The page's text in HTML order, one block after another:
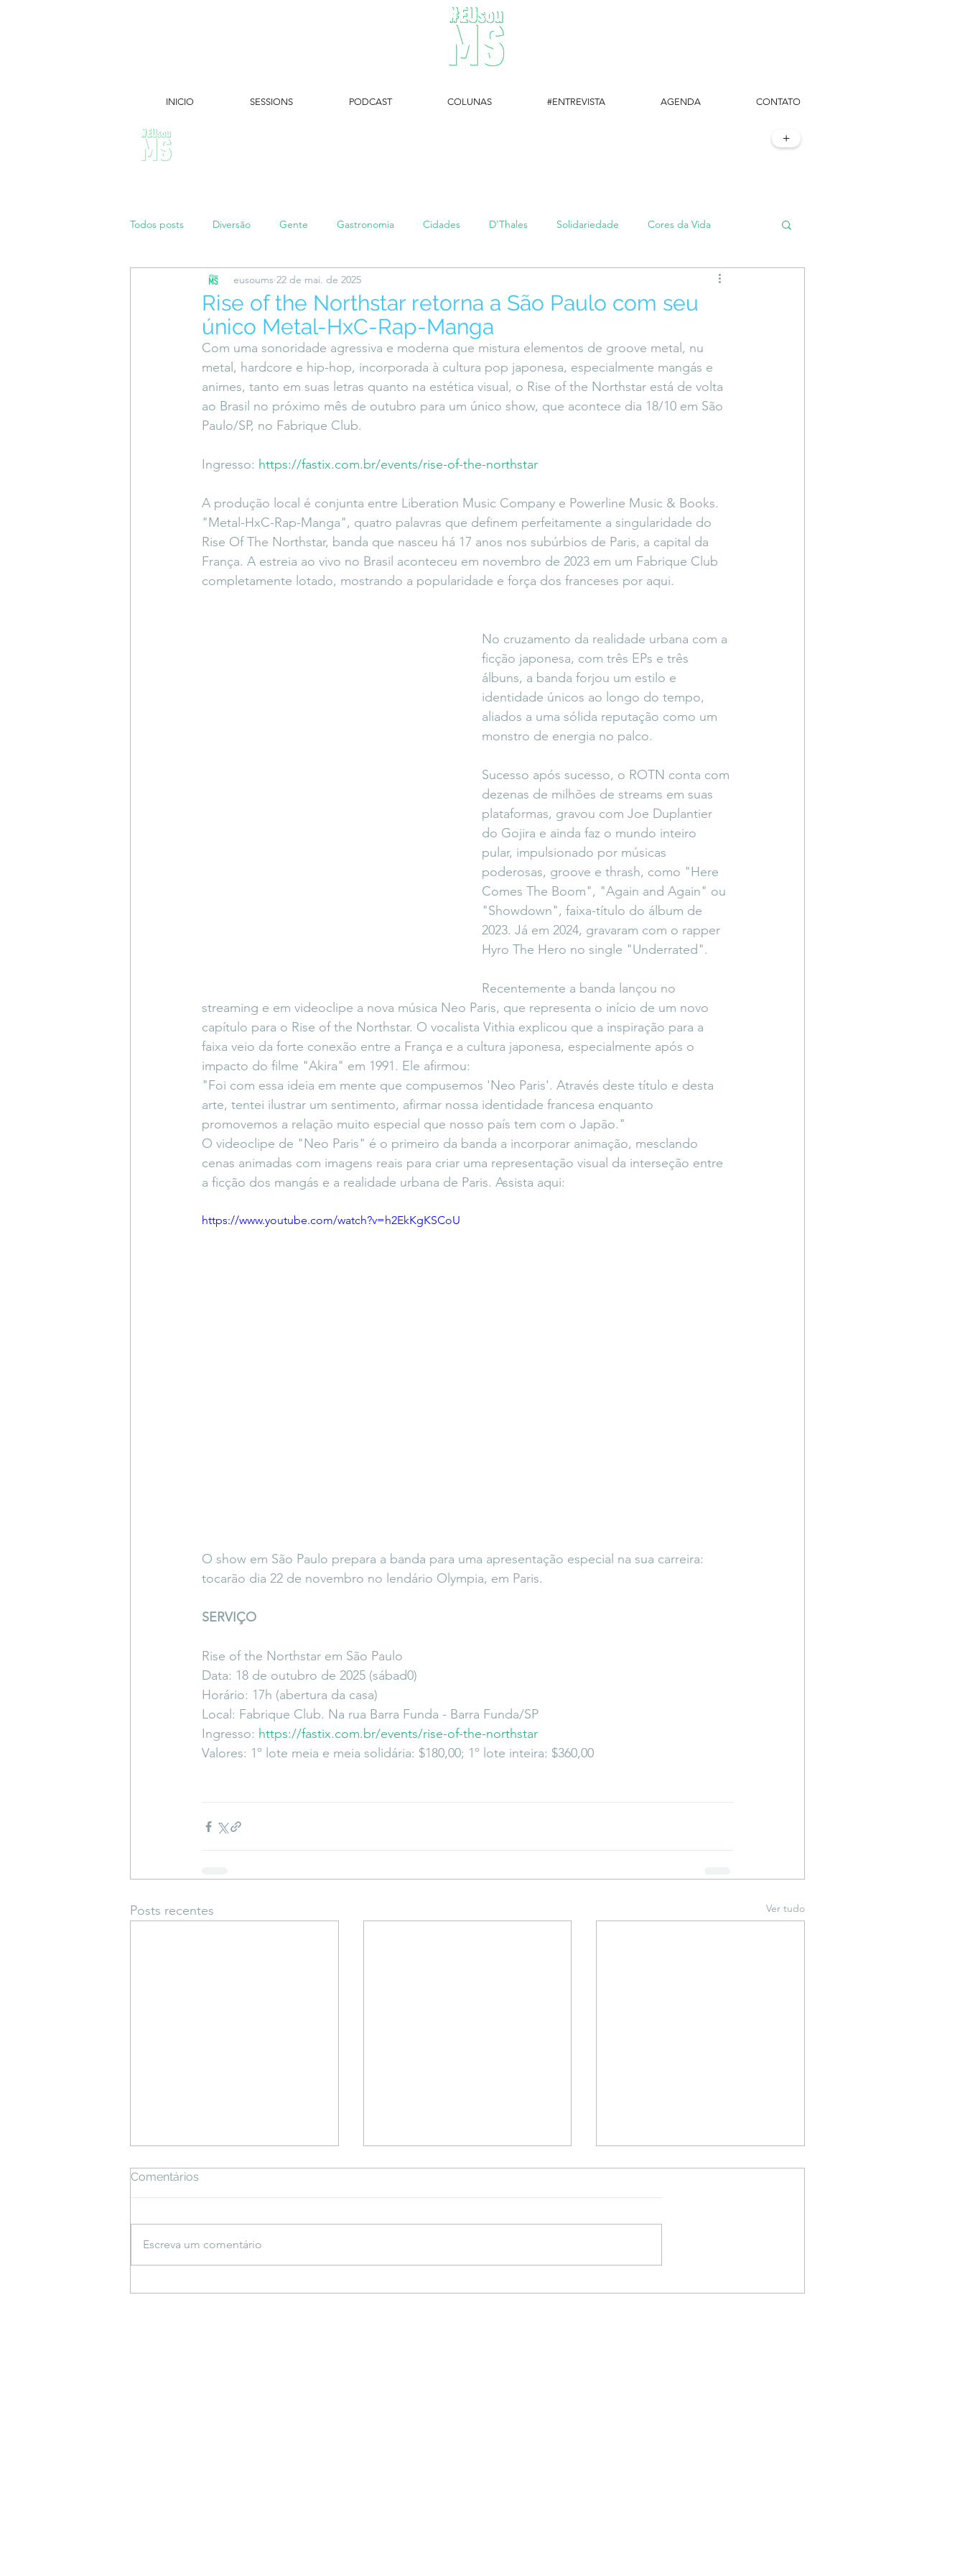
Todos posts Diversão Gente Gastronomia Cidades D'Thales Solidariedade Cores da Vida
Papo de Mãe #maratonei #setembroamarelo #TôemSampa, meu!
Coluna do Vasques #DescomplicaLara #entrevista Entre Palavras
DESIMAGINAR Saiba Direito
Rise of the Northstar retorna a São Paulo com seu
único Metal-HxC-Rap-Manga
eusoums 22 de mai. de 2025
Com uma sonoridade agressiva e moderna que mistura elementos de groove metal, nu
metal, hardcore e hip-hop, incorporada à cultura pop japonesa, especialmente mangás e
animes, tanto em suas letras quanto na estética visual, o Rise of the Northstar está de volta
ao Brasil no próximo mês de outubro para um único show, que acontece dia 18/10 em São
Paulo/SP, no Fabrique Club.
Ingresso: https://fastix.com.br/events/rise-of-the-northstar
A produção local é conjunta entre Liberation Music Company e Powerline Music & Books.
"Metal-HxC-Rap-Manga", quatro palavras que definem perfeitamente a singularidade do
Rise Of The Northstar, banda que nasceu há 17 anos nos subúrbios de Paris, a capital da
França. A estreia ao vivo no Brasil aconteceu em novembro de 2023 em um Fabrique Club
completamente lotado, mostrando a popularidade e força dos franceses por aqui.
No cruzamento da realidade urbana com a
ficção japonesa, com três EPs e três
álbuns, a banda forjou um estilo e
identidade únicos ao longo do tempo,
aliados a uma sólida reputação como um
monstro de energia no palco.
Sucesso após sucesso, o ROTN conta com
dezenas de milhões de streams em suas
plataformas, gravou com Joe Duplantier
do Gojira e ainda faz o mundo inteiro
pular, impulsionado por músicas
poderosas, groove e thrash, como "Here
Comes The Boom", "Again and Again" ou
"Showdown", faixa-título do álbum de
2023. Já em 2024, gravaram com o rapper
Hyro The Hero no single "Underrated".
Recentemente a banda lançou no
streaming e em videoclipe a nova música Neo Paris, que representa o início de um novo
capítulo para o Rise of the Northstar. O vocalista Vithia explicou que a inspiração para a
faixa veio da forte conexão entre a França e a cultura japonesa, especialmente após o
impacto do filme "Akira" em 1991. Ele afirmou:
"Foi com essa ideia em mente que compusemos 'Neo Paris'. Através deste título e desta
arte, tentei ilustrar um sentimento, afirmar nossa identidade francesa enquanto
promovemos a relação muito especial que nosso país tem com o Japão."
O videoclipe de "Neo Paris" é o primeiro da banda a incorporar animação, mesclando
cenas animadas com imagens reais para criar uma representação visual da interseção entre
a ficção dos mangás e a realidade urbana de Paris. Assista aqui:
https://www.youtube.com/watch?v=h2EkKgKSCoU
O show em São Paulo prepara a banda para uma apresentação especial na sua carreira:
tocarão dia 22 de novembro no lendário Olympia, em Paris.
SERVIÇO
Rise of the Northstar em São Paulo
Data: 18 de outubro de 2025 (sábad0)
Horário: 17h (abertura da casa)
Local: Fabrique Club. Na rua Barra Funda - Barra Funda/SP
Ingresso: https://fastix.com.br/events/rise-of-the-northstar
Valores: 1º lote meia e meia solidária: $180,00; 1º lote inteira: $360,00
Posts recentes Ver tudo
Comentários
Escreva um comentário
+
INICIO SESSIONS PODCAST COLUNAS #ENTREVISTA AGENDA CONTATO